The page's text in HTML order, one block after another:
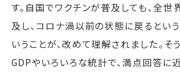
す。自国でワクチンが普及しても、全世
及し、コロナ渦以前の状態に戻るとい
いうことが、改めて理解されました。そ
GDPやいろいろな統計で、満点回答に